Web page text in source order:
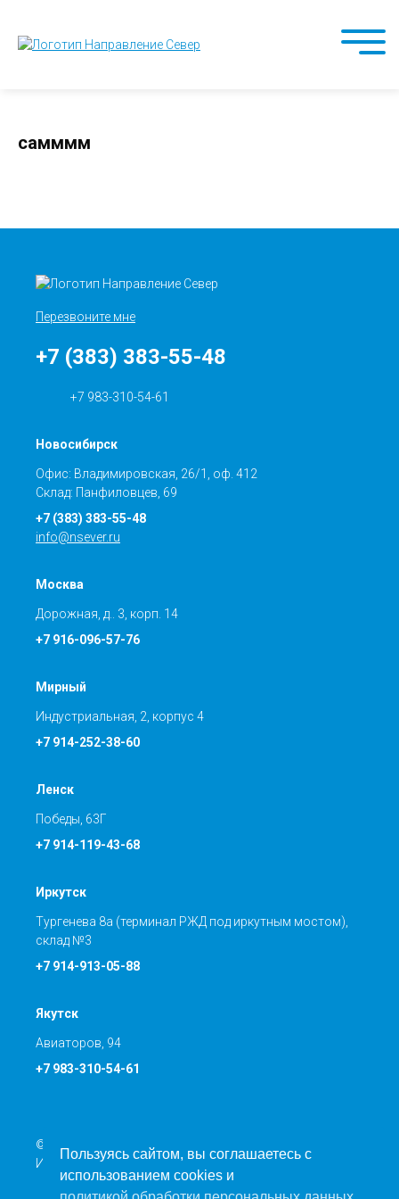
самммм
Перезвоните мне
+7 (383) 383-55-48
+7 983-310-54-61
Новосибирск
Офис: Владимировская, 26/1, оф. 412
Склад: Панфиловцев, 69
+7 (383) 383-55-48
info@nsever.ru
Москва
Дорожная, д.. 3, корп. 14
+7 916-096-57-76
Мирный
Индустриальная, 2, корпус 4
+7 914-252-38-60
Ленск
Победы, 63Г
+7 914-119-43-68
Иркутск
Тургенева 8а (терминал РЖД под иркутным мостом),
склад №3
+7 914-913-05-88
Якутск
Авиаторов, 94
+7 983-310-54-61
© Транспортная компания ООО «Направление Север»
ИНН: 5401366844 КПП: 540201001
Пользуясь сайтом, вы соглашаетесь с
использованием cookies и